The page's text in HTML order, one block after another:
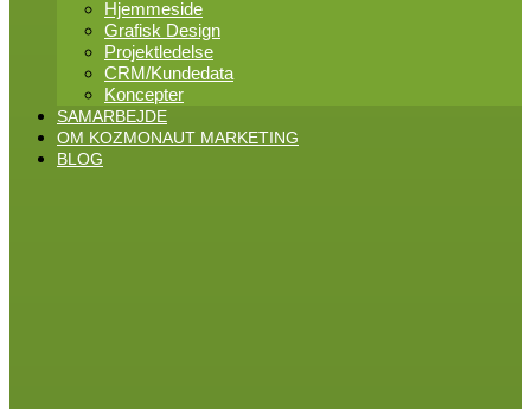
Hjemmeside
Grafisk Design
Projektledelse
CRM/Kundedata
Koncepter
SAMARBEJDE
OM KOZMONAUT MARKETING
BLOG